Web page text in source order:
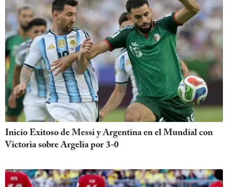
Inicio Exitoso de Messi y Argentina en el Mundial con
Victoria sobre Argelia por 3-0